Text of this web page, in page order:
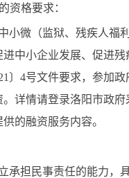
资格要求：
小微（监狱、残疾人
进中小企业发展、促进
〕4号文件要求，参加
详情请登录洛阳市政府
的融资服务内容。
承担民事责任的能力，